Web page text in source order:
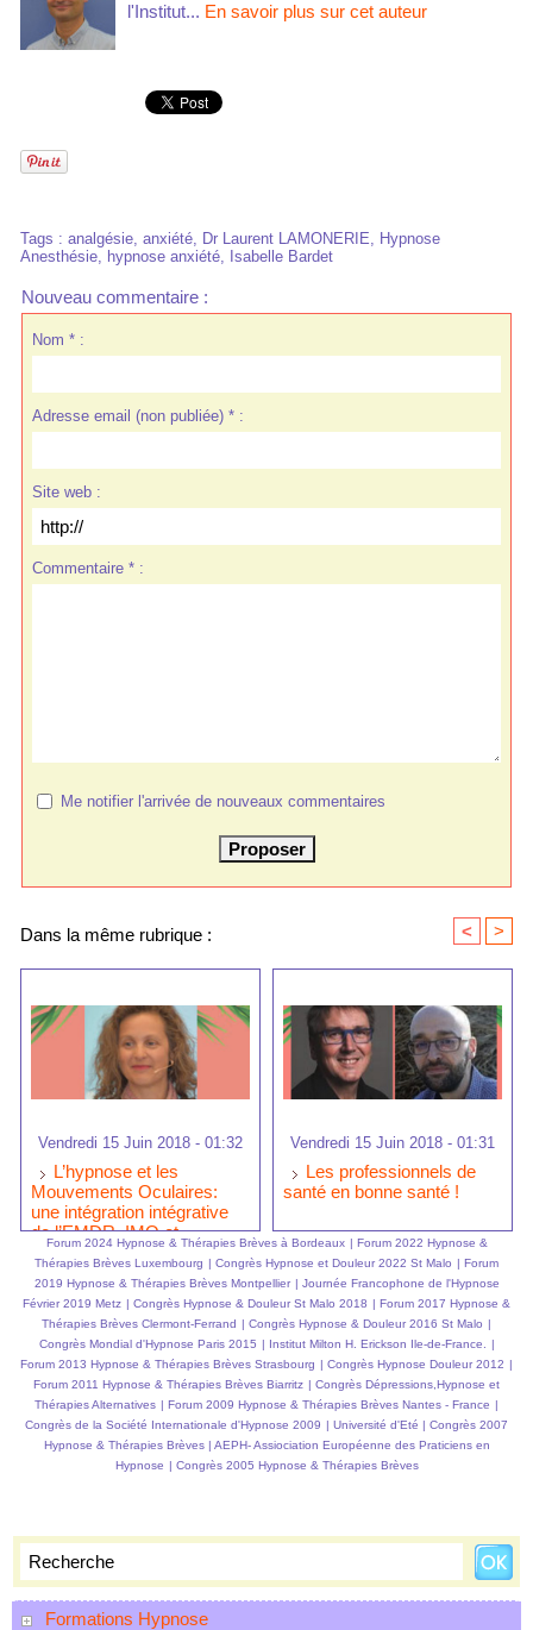
Formations Hypnose
l'Institut... En savoir plus sur cet auteur
Tags : analgésie, anxiété, Dr Laurent LAMONERIE, Hypnose
Anesthésie, hypnose anxiété, Isabelle Bardet
Nouveau commentaire :
Nom * :
Adresse email (non publiée) * :
Site web :
Commentaire * :
Me notifier l'arrivée de nouveaux commentaires
Dans la même rubrique : < >
Vendredi 15 Juin 2018 - 01:32
L’hypnose et les
Mouvements Oculaires:
une intégration intégrative
de l’EMDR, IMO et
l'hypnose ericksonienne
Vendredi 15 Juin 2018 - 01:31
Les professionnels de
santé en bonne santé !
Forum 2024 Hypnose & Thérapies Brèves à Bordeaux | Forum 2022 Hypnose &
Thérapies Brèves Luxembourg | Congrès Hypnose et Douleur 2022 St Malo | Forum
2019 Hypnose & Thérapies Brèves Montpellier | Journée Francophone de l'Hypnose
Février 2019 Metz | Congrès Hypnose & Douleur St Malo 2018 | Forum 2017 Hypnose &
Thérapies Brèves Clermont-Ferrand | Congrès Hypnose & Douleur 2016 St Malo |
Congrès Mondial d'Hypnose Paris 2015 | Institut Milton H. Erickson Ile-de-France. |
Forum 2013 Hypnose & Thérapies Brèves Strasbourg | Congrès Hypnose Douleur 2012 |
Forum 2011 Hypnose & Thérapies Brèves Biarritz | Congrès Dépressions,Hypnose et
Thérapies Alternatives | Forum 2009 Hypnose & Thérapies Brèves Nantes - France |
Congrès de la Société Internationale d'Hypnose 2009 | Université d'Eté | Congrès 2007
Hypnose & Thérapies Brèves | AEPH- Assiociation Européenne des Praticiens en
Hypnose | Congrès 2005 Hypnose & Thérapies Brèves